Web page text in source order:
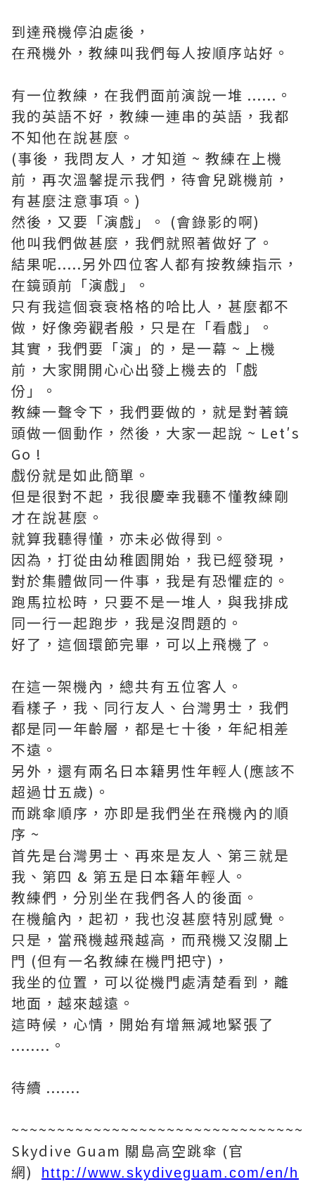
到達飛機停泊處後，
在飛機外，教練叫我們每人按順序站好。
有一位教練，在我們面前演說一堆 ......。
我的英語不好，教練一連串的英語，我都
不知他在說甚麼。
(事後，我問友人，才知道 ~ 教練在上機
前，再次溫馨提示我們，待會兒跳機前，
有甚麼注意事項。)
然後，又要「演戲」。 (會錄影的啊)
他叫我們做甚麼，我們就照著做好了。
結果呢.....另外四位客人都有按教練指示，
在鏡頭前「演戲」。
只有我這個衰衰格格的哈比人，甚麼都不
做，好像旁觀者般，只是在「看戲」。
其實，我們要「演」的，是一幕 ~ 上機
前，大家開開心心出發上機去的「戲
份」。
教練一聲令下，我們要做的，就是對著鏡
頭做一個動作，然後，大家一起說 ~ Let′s
Go !
戲份就是如此簡單。
但是很對不起，我很慶幸我聽不懂教練剛
才在說甚麼。
就算我聽得懂，亦未必做得到。
因為，打從由幼稚園開始，我已經發現，
對於集體做同一件事，我是有恐懼症的。
跑馬拉松時，只要不是一堆人，與我排成
同一行一起跑步，我是沒問題的。
好了，這個環節完畢，可以上飛機了。
在這一架機內，總共有五位客人。
看樣子，我、同行友人、台灣男士，我們
都是同一年齡層，都是七十後，年紀相差
不遠。
另外，還有兩名日本籍男性年輕人(應該不
超過廿五歲)。
而跳傘順序，亦即是我們坐在飛機內的順
序 ~
首先是台灣男士、再來是友人、第三就是
我、第四 & 第五是日本籍年輕人。
教練們，分別坐在我們各人的後面。
在機艙內，起初，我也沒甚麼特別感覺。
只是，當飛機越飛越高，而飛機又沒關上
門 (但有一名教練在機門把守)，
我坐的位置，可以從機門處清楚看到，離
地面，越來越遠。
這時候，心情，開始有增無減地緊張了
........。
待續 .......
~~~~~~~~~~~~~~~~~~~~~~~~~~~~~~~~
Skydive Guam 關島高空跳傘 (官
網)
http://www.skydiveguam.com/en/h